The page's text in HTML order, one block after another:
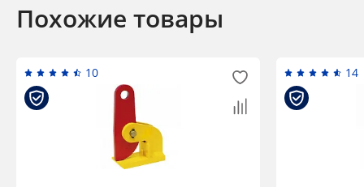
Похожие товары
10 14